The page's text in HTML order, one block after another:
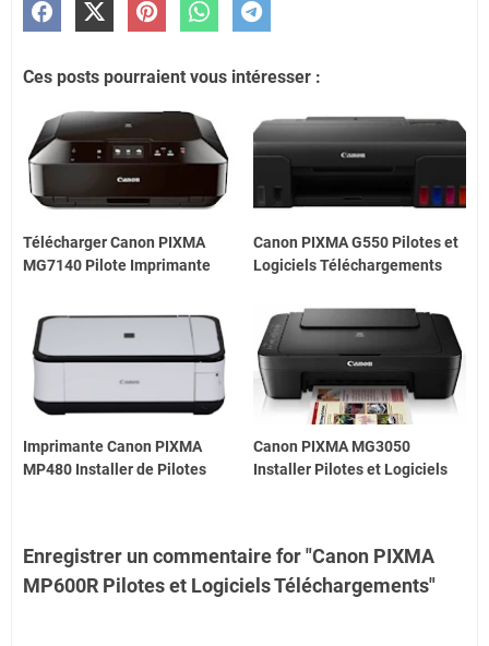
Ces posts pourraient vous intéresser :
Télécharger Canon PIXMA
MG7140 Pilote Imprimante
Canon PIXMA G550 Pilotes et
Logiciels Téléchargements
Imprimante Canon PIXMA
MP480 Installer de Pilotes
Canon PIXMA MG3050
Installer Pilotes et Logiciels
Enregistrer un commentaire for "Canon PIXMA
MP600R Pilotes et Logiciels Téléchargements"